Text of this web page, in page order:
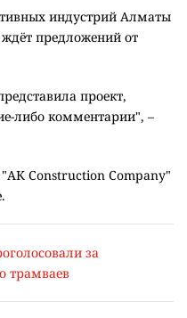
индустрий Алматы
предложений от
проект,
либо комментарии", –
Construction Company"
за
трамваев